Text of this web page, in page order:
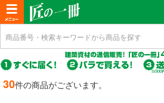
T
o
g
g
l
新規会員登録(c
u
r
e
ログイン
(c
r
30件の商品がございます。